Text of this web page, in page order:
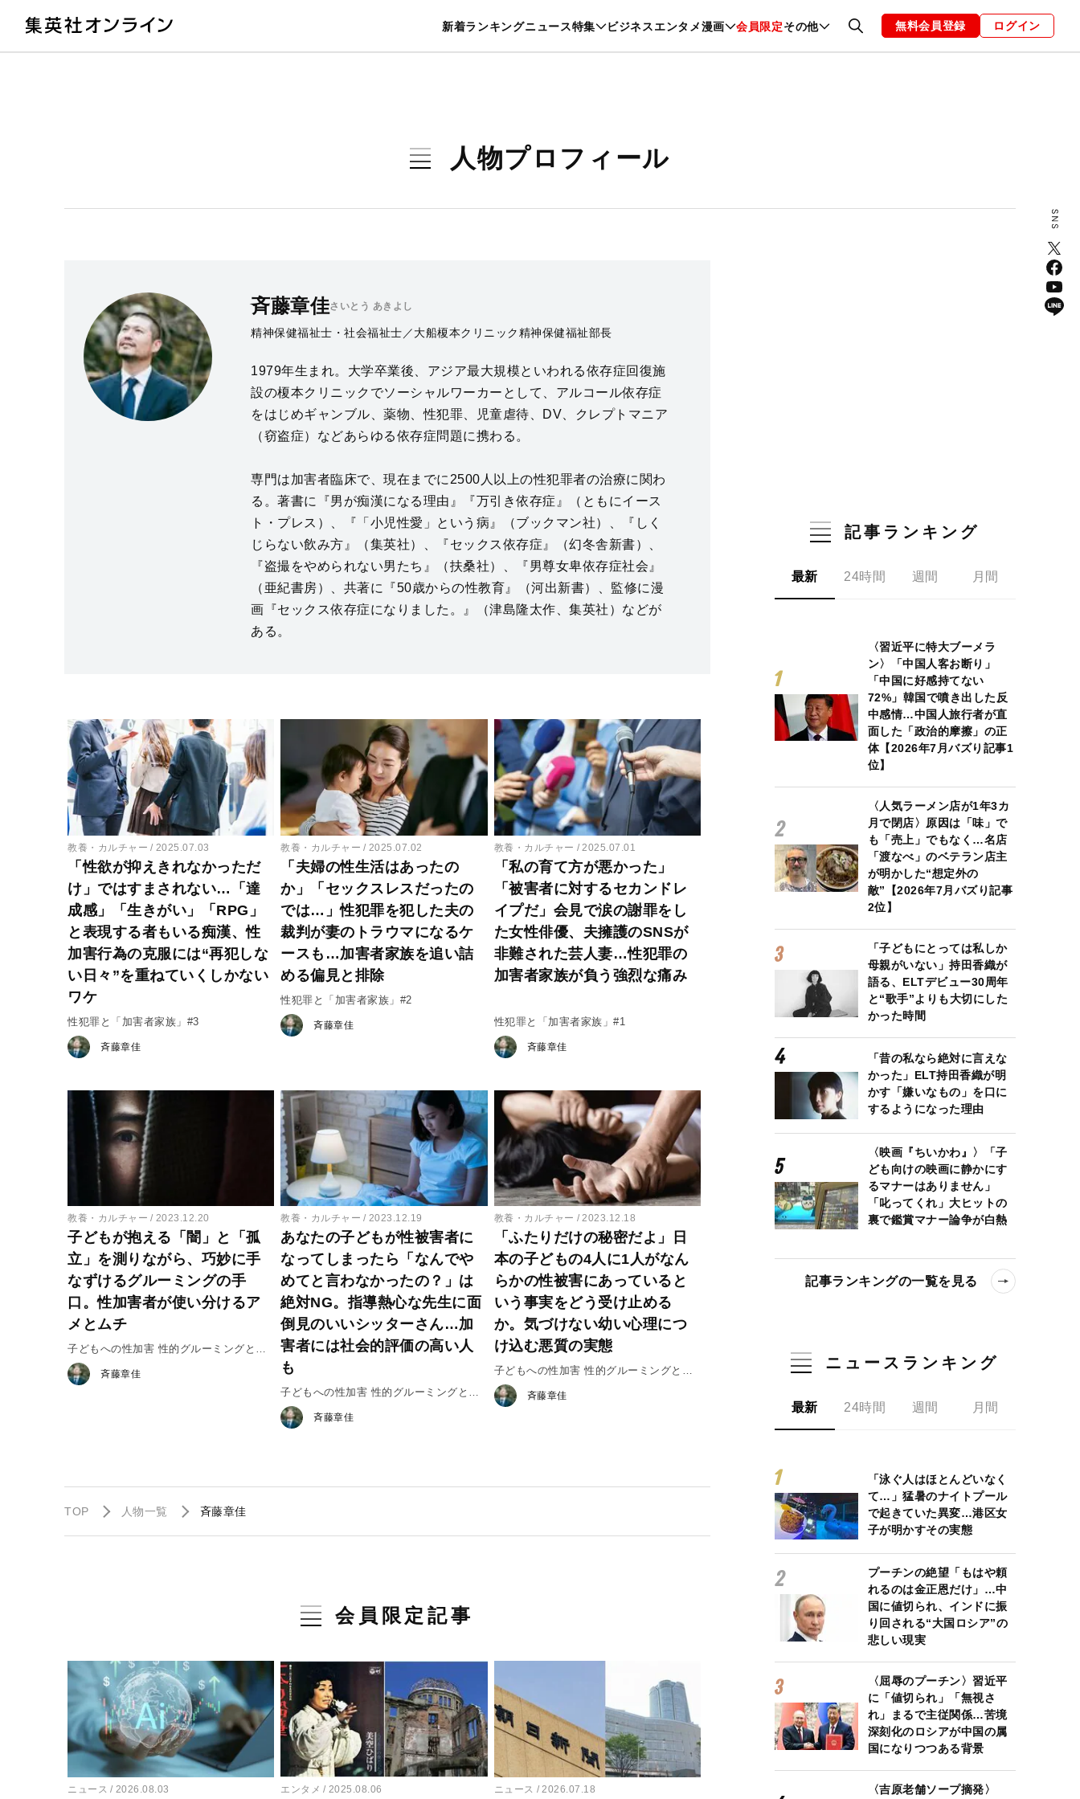
新着ランキングニュース特集 ビジネスエンタメ漫画 会員限定その他
暮らし スポーツ ヘルスケア 美容 グルメ ファッション 恋愛・結婚 編集部 お知らせ
無料会員登録 ログイン
人物プロフィール
斉藤章佳さいとう あきよし
精神保健福祉士・社会福祉士／大船榎本クリニック精神保健福祉部長
1979年生まれ。大学卒業後、アジア最大規模といわれる依存症回復施
設の榎本クリニックでソーシャルワーカーとして、アルコール依存症
をはじめギャンブル、薬物、性犯罪、児童虐待、DV、クレプトマニア
（窃盗症）などあらゆる依存症問題に携わる。
専門は加害者臨床で、現在までに2500人以上の性犯罪者の治療に関わ
る。著書に『男が痴漢になる理由』『万引き依存症』（ともにイース
ト・プレス）、『「小児性愛」という病』（ブックマン社）、『しく
じらない飲み方』（集英社）、『セックス依存症』（幻冬舎新書）、
『盗撮をやめられない男たち』（扶桑社）、『男尊女卑依存症社会』
（亜紀書房）、共著に『50歳からの性教育』（河出新書）、監修に漫
画『セックス依存症になりました。』（津島隆太作、集英社）などが
ある。
教養・カルチャー 2025.07.03
「性欲が抑えきれなかっただ
け」ではすまされない…「達
成感」「生きがい」「RPG」
と表現する者もいる痴漢、性
加害行為の克服には“再犯しな
い日々”を重ねていくしかない
ワケ
性犯罪と「加害者家族」#3
斉藤章佳
教養・カルチャー 2025.07.02
「夫婦の性生活はあったの
か」「セックスレスだったの
では…」性犯罪を犯した夫の
裁判が妻のトラウマになるケ
ースも…加害者家族を追い詰
める偏見と排除
性犯罪と「加害者家族」#2
斉藤章佳
教養・カルチャー 2025.07.01
「私の育て方が悪かった」
「被害者に対するセカンドレ
イプだ」会見で涙の謝罪をし
た女性俳優、夫擁護のSNSが
非難された芸人妻…性犯罪の
加害者家族が負う強烈な痛み
性犯罪と「加害者家族」#1
斉藤章佳
教養・カルチャー 2023.12.20
子どもが抱える「闇」と「孤
立」を測りながら、巧妙に手
なずけるグルーミングの手
口。性加害者が使い分けるア
メとムチ
子どもへの性加害 性的グルーミングとは
何か #3斉藤章佳
教養・カルチャー 2023.12.19
あなたの子どもが性被害者に
なってしまったら「なんでや
めてと言わなかったの？」は
絶対NG。指導熱心な先生に面
倒見のいいシッターさん…加
害者には社会的評価の高い人
も
子どもへの性加害 性的グルーミングとは
何か #2斉藤章佳
教養・カルチャー 2023.12.18
「ふたりだけの秘密だよ」日
本の子どもの4人に1人がなん
らかの性被害にあっていると
いう事実をどう受け止める
か。気づけない幼い心理につ
け込む悪質の実態
子どもへの性加害 性的グルーミングとは
何か #1斉藤章佳
TOP 人物一覧 斉藤章佳
会員限定記事
ニュース 2026.08.03 エンタメ 2025.08.06 ニュース 2026.07.18
記事ランキング
最新 24時間 週間 月間
〈習近平に特大ブーメラ
ン〉「中国人客お断り」
「中国に好感持てない
72%」韓国で噴き出した反
中感情…中国人旅行者が直
面した「政治的摩擦」の正
体【2026年7月バズり記事1
位】
〈人気ラーメン店が1年3カ
月で閉店〉原因は「味」で
も「売上」でもなく…名店
「渡なべ」のベテラン店主
が明かした“想定外の
敵”【2026年7月バズり記事
2位】
「子どもにとっては私しか
母親がいない」持田香織が
語る、ELTデビュー30周年
と“歌手”よりも大切にした
かった時間
「昔の私なら絶対に言えな
かった」ELT持田香織が明
かす「嫌いなもの」を口に
するようになった理由
〈映画『ちいかわ』〉「子
ども向けの映画に静かにす
るマナーはありません」
「叱ってくれ」大ヒットの
裏で鑑賞マナー論争が白熱
記事ランキングの一覧を見る
ニュースランキング
最新 24時間 週間 月間
「泳ぐ人はほとんどいなく
て…」猛暑のナイトプール
で起きていた異変…港区女
子が明かすその実態
プーチンの絶望「もはや頼
れるのは金正恩だけ」…中
国に値切られ、インドに振
り回される“大国ロシア”の
悲しい現実
〈屈辱のプーチン〉習近平
に「値切られ」「無視さ
れ」まるで主従関係…苦境
深刻化のロシアが中国の属
国になりつつある背景
〈吉原老舗ソープ摘発〉